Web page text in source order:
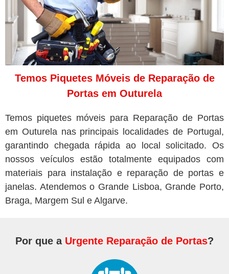
Temos Piquetes Móveis de Reparação de
Portas em Outurela
Temos piquetes móveis para Reparação de Portas
em Outurela nas principais localidades de Portugal,
garantindo chegada rápida ao local solicitado. Os
nossos veículos estão totalmente equipados com
materiais para instalação e reparação de portas e
janelas. Atendemos o Grande Lisboa, Grande Porto,
Braga, Margem Sul e Algarve.
Por que a Urgente Reparação de Portas?